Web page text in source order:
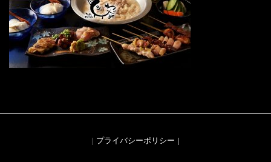
プライバシーポリシー